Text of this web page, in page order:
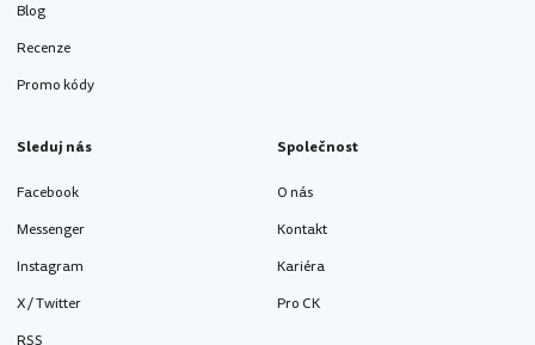
Blog
Recenze
Promo kódy
Sleduj nás
Facebook
Messenger
Instagram
X / Twitter
Společnost
O nás
Kontakt
Kariéra
Pro CK